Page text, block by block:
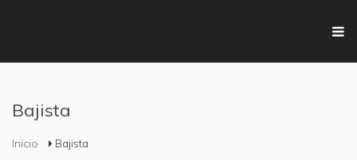
Bajista
Se encuentra usted aquí
Inicio Bajista